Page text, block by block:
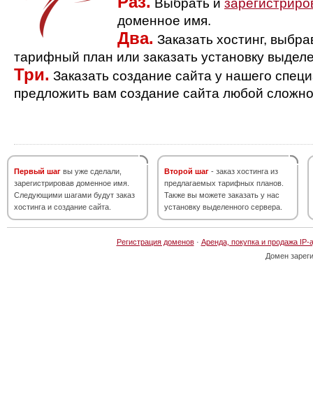
Выбрать и
доменное имя.
Два. Заказать хостинг,
тарифный план или заказать установку
Три. Заказать создание сайта у нашего
предложить вам создание сайта любой
Первый шаг вы уже сделали,
зарегистрировав доменное имя.
Следующими шагами будут заказ
хостинга и создание сайта.
Второй шаг - заказ хостинга из
предлагаемых тарифных планов.
Также вы можете заказать у нас
установку выделенного сервера.
Регистрация доменов· Аренда, покупка и продажа IP-
Домен